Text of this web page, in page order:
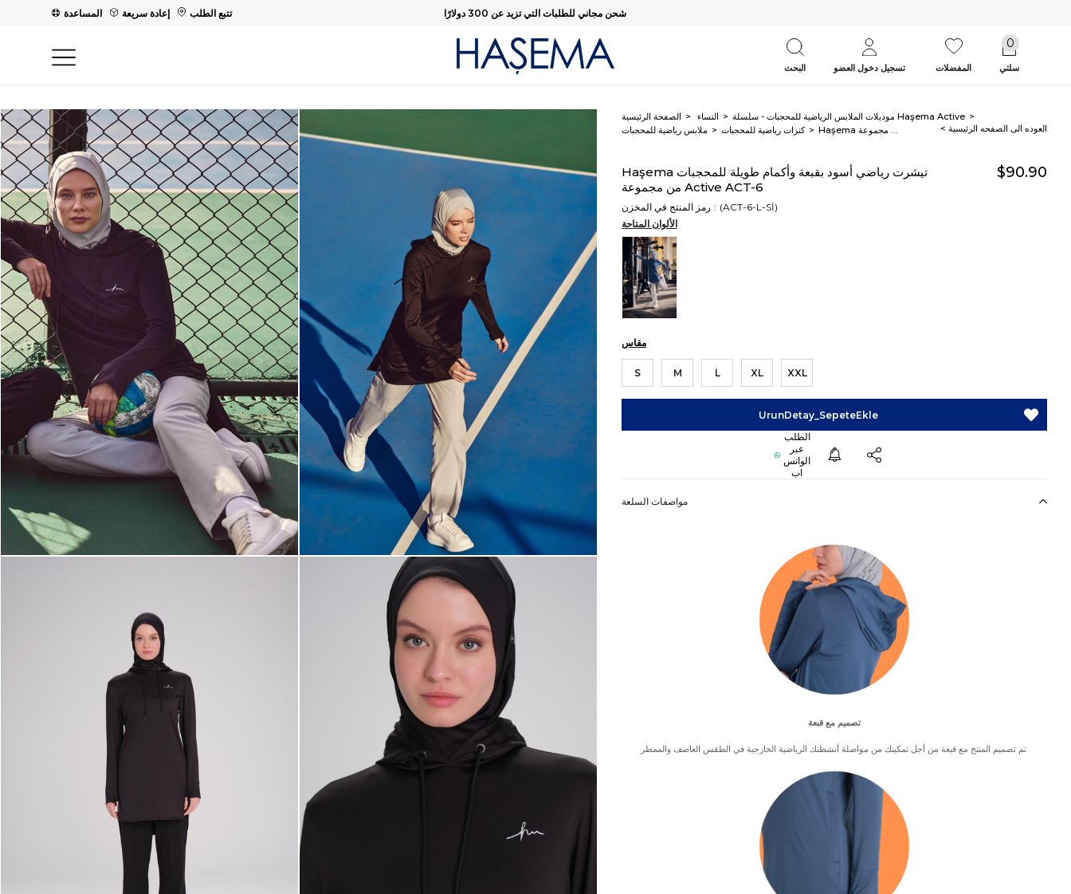
المساعدة إعادة سريعة تتبع الطلب شحن مجاني للطلبات التي تزيد عن 300 دولارًا
سلتي
0
البحث المفضلات تسجيل دخول العضو
الصفحة الرئيسية النساء
موديلات الملابس الرياضية للمحجبات - سلسلة Haşema Active
ملابس رياضية للمحجبات
كنزات رياضية للمحجبات Haşema تيشرت رياضي أسود بقبعة وأكمام طويلة للمحجبات من مجموعة Active ACT-6 < العوده‌ الی الصفحه‌ الرئیسیة
Haşema تيشرت رياضي أسود بقبعة وأكمام طويلة للمحجبات
من مجموعة Active ACT-6
$90.90
رمز المنتج في المخزن
(ACT-6-L-Sİ)
الألوان المتاحة
مقاس
S M L XL XXL
مواصفات السلعة
تصميم مع قبعة
تم تصميم المنتج مع قبعة من أجل تمكينك من مواصلة أنشطتك الرياضية الخارجية في الطقس العاصف والممطر.